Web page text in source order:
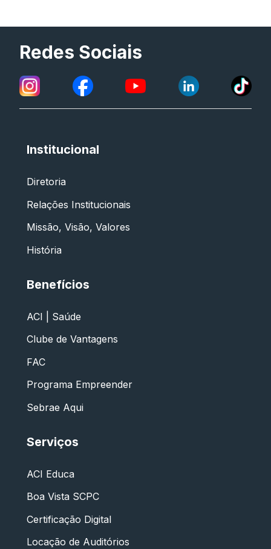
Redes Sociais
Institucional
Diretoria
Relações Institucionais
Missão, Visão, Valores
História
Benefícios
ACI | Saúde
Clube de Vantagens
FAC
Programa Empreender
Sebrae Aqui
Serviços
ACI Educa
Boa Vista SCPC
Certificação Digital
Locação de Auditórios